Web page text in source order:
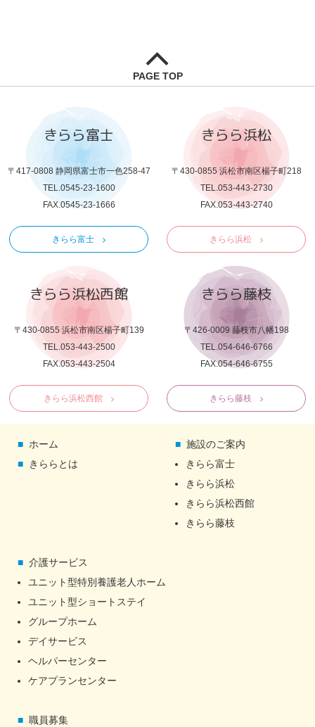
PAGE TOP
きらら富士
〒417-0808 静岡県富士市一色258-47
TEL.0545-23-1600
FAX.0545-23-1666
きらら富士
きらら浜松
〒430-0855 浜松市南区楊子町218
TEL.053-443-2730
FAX.053-443-2740
きらら浜松
きらら浜松西館
〒430-0855 浜松市南区楊子町139
TEL.053-443-2500
FAX.053-443-2504
きらら浜松西館
きらら藤枝
〒426-0009 藤枝市八幡198
TEL.054-646-6766
FAX.054-646-6755
きらら藤枝
ホーム
きららとは
施設のご案内
きらら富士
きらら浜松
きらら浜松西館
きらら藤枝
介護サービス
ユニット型特別養護老人ホーム
ユニット型ショートステイ
グループホーム
デイサービス
ヘルパーセンター
ケアプランセンター
職員募集